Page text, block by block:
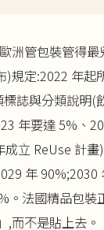
洲管包裝管得最
)規定:2022 年起
誌與分類說明(
年要達 5%、
立 ReUse 計
年 90%;2030
。法國精品包裝
,而不是貼上去。